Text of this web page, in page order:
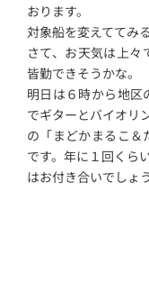
おります。
対象船を変えててみ
さて、お天気は上
皆勤できそうかな。
明日は６時から地区
でギターとバイオリ
の「まどかまるこ＆
です。年に１回くら
はお付き合いでしょ